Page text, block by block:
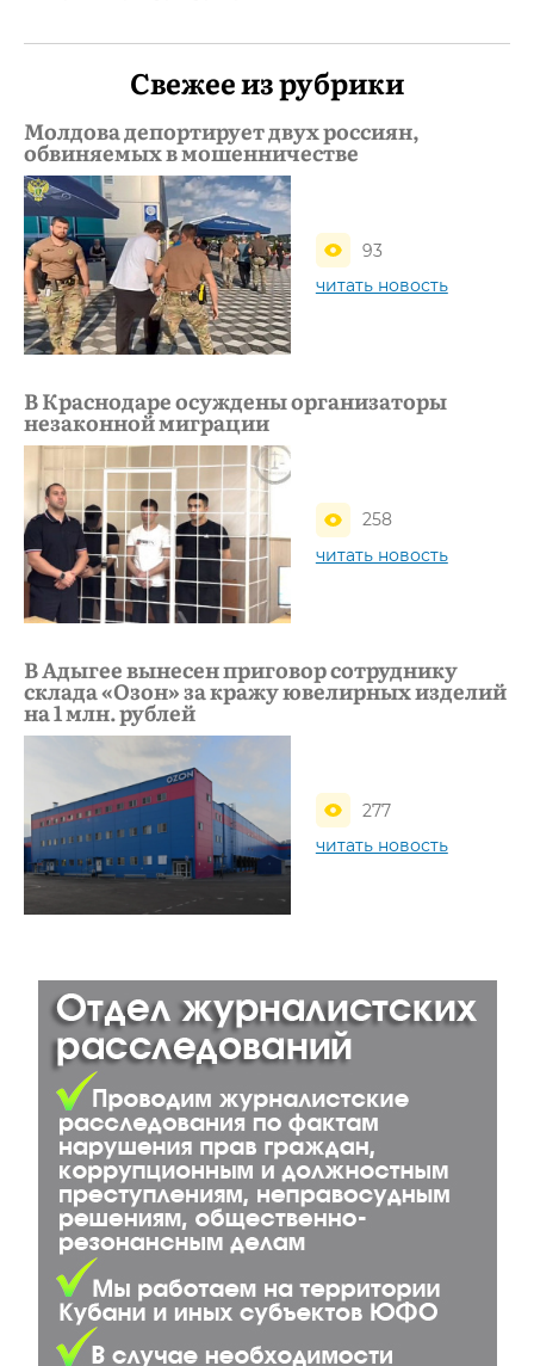
Свежее из рубрики
Молдова депортирует двух россиян,
обвиняемых в мошенничестве
93
читать новость
В Краснодаре осуждены организаторы
незаконной миграции
258
читать новость
В Адыгее вынесен приговор сотруднику
склада «Озон» за кражу ювелирных изделий
на 1 млн. рублей
277
читать новость